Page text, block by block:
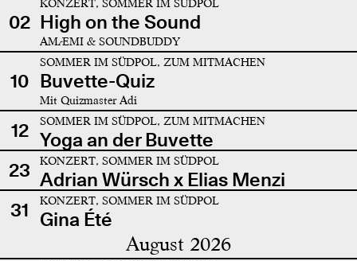
02
KONZERT, SOMMER IM SÜDPOL
High on the Sound
AMÆMI & SOUNDBUDDY
10
SOMMER IM SÜDPOL, ZUM MITMACHEN
Buvette-Quiz
Mit Quizmaster Adi
12 SOMMER IM SÜDPOL, ZUM MITMACHEN
Yoga an der Buvette
23
KONZERT, SOMMER IM SÜDPOL
Adrian Würsch x Elias Menzi
31
KONZERT, SOMMER IM SÜDPOL
Gina Été
August 2026